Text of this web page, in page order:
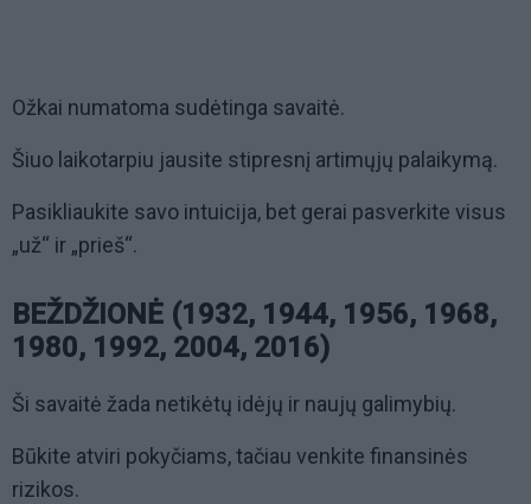
Ožkai numatoma sudėtinga savaitė.
Šiuo laikotarpiu jausite stipresnį artimųjų palaikymą.
Pasikliaukite savo intuicija, bet gerai pasverkite visus
„už“ ir „prieš“.
BEŽDŽIONĖ (1932, 1944, 1956, 1968,
1980, 1992, 2004, 2016)
Ši savaitė žada netikėtų idėjų ir naujų galimybių.
Būkite atviri pokyčiams, tačiau venkite finansinės
rizikos.